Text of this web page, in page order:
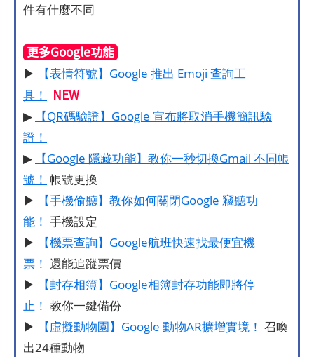
件有什麼不同
更多Google功能
▶
【表情符號】Google 推出 Emoji 查詢工
具！
NEW
▶
【QR碼驗證】Google 宣布將取消手機簡訊驗
證！
▶
【Google 隱藏功能】教你一秒切換Gmail 不同帳
號！ 帳號更換
▶
【手機偷聽】教你如何關閉Google 竊聽功
能！ 手機設定
▶
【機票查詢】Google航班快速找最便宜機
票！ 還能追蹤票價
▶
【封存相簿】Google相簿封存功能即將停
止！ 教你一鍵備份
▶
【虛擬動物園】Google 動物AR擴增實境！ 召喚
出24種動物